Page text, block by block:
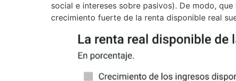
social e intereses sobre pasivos). De modo,
crecimiento fuerte de la renta disponible real